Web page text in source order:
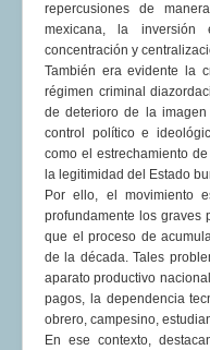
repercusiones de
mexicana, la
concentración y
También era evidente la
régimen criminal
de deterioro de la
control político e
como el estrechamiento
la legitimidad del Estado
Por ello, el movimiento
profundamente los graves
que el proceso de
de la década. Tales
aparato productivo
pagos, la dependencia
obrero, campesino,
En ese contexto,